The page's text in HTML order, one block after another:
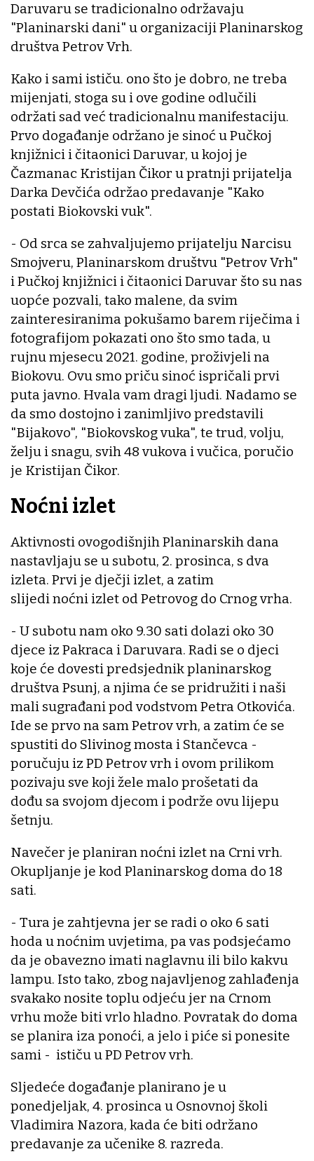
Daruvaru se tradicionalno održavaju
"Planinarski dani" u organizaciji Planinarskog
društva Petrov Vrh.
Kako i sami ističu. ono što je dobro, ne treba
mijenjati, stoga su i ove godine odlučili
održati sad već tradicionalnu manifestaciju.
Prvo događanje održano je sinoć u Pučkoj
knjižnici i čitaonici Daruvar, u kojoj je
Čazmanac Kristijan Čikor u pratnji prijatelja
Darka Devčića održao predavanje "Kako
postati Biokovski vuk".
- Od srca se zahvaljujemo prijatelju Narcisu
Smojveru, Planinarskom društvu "Petrov Vrh"
i Pučkoj knjižnici i čitaonici Daruvar što su nas
uopće pozvali, tako malene, da svim
zainteresiranima pokušamo barem riječima i
fotografijom pokazati ono što smo tada, u
rujnu mjesecu 2021. godine, proživjeli na
Biokovu. Ovu smo priču sinoć ispričali prvi
puta javno. Hvala vam dragi ljudi. Nadamo se
da smo dostojno i zanimljivo predstavili
"Bijakovo", "Biokovskog vuka", te trud, volju,
želju i snagu, svih 48 vukova i vučica, poručio
je Kristijan Čikor.
Noćni izlet
Aktivnosti ovogodišnjih Planinarskih dana
nastavljaju se u subotu, 2. prosinca, s dva
izleta. Prvi je dječji izlet, a zatim
slijedi noćni izlet od Petrovog do Crnog vrha.
- U subotu nam oko 9.30 sati dolazi oko 30
djece iz Pakraca i Daruvara. Radi se o djeci
koje će dovesti predsjednik planinarskog
društva Psunj, a njima će se pridružiti i naši
mali sugrađani pod vodstvom Petra Otkovića.
Ide se prvo na sam Petrov vrh, a zatim će se
spustiti do Slivinog mosta i Stančevca -
poručuju iz PD Petrov vrh i ovom prilikom
pozivaju sve koji žele malo prošetati da
dođu sa svojom djecom i podrže ovu lijepu
šetnju.
Navečer je planiran noćni izlet na Crni vrh.
Okupljanje je kod Planinarskog doma do 18
sati.
- Tura je zahtjevna jer se radi o oko 6 sati
hoda u noćnim uvjetima, pa vas podsjećamo
da je obavezno imati naglavnu ili bilo kakvu
lampu. Isto tako, zbog najavljenog zahlađenja
svakako nosite toplu odjeću jer na Crnom
vrhu može biti vrlo hladno. Povratak do doma
se planira iza ponoći, a jelo i piće si ponesite
sami - ističu u PD Petrov vrh.
Sljedeće događanje planirano je u
ponedjeljak, 4. prosinca u Osnovnoj školi
Vladimira Nazora, kada će biti održano
predavanje za učenike 8. razreda.